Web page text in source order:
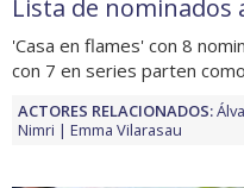
Lista de nominados
'Casa en flames' con 8
con 7 en series parten
ACTORES RELACIONADOS:
Nimri
Emma Vilarasau